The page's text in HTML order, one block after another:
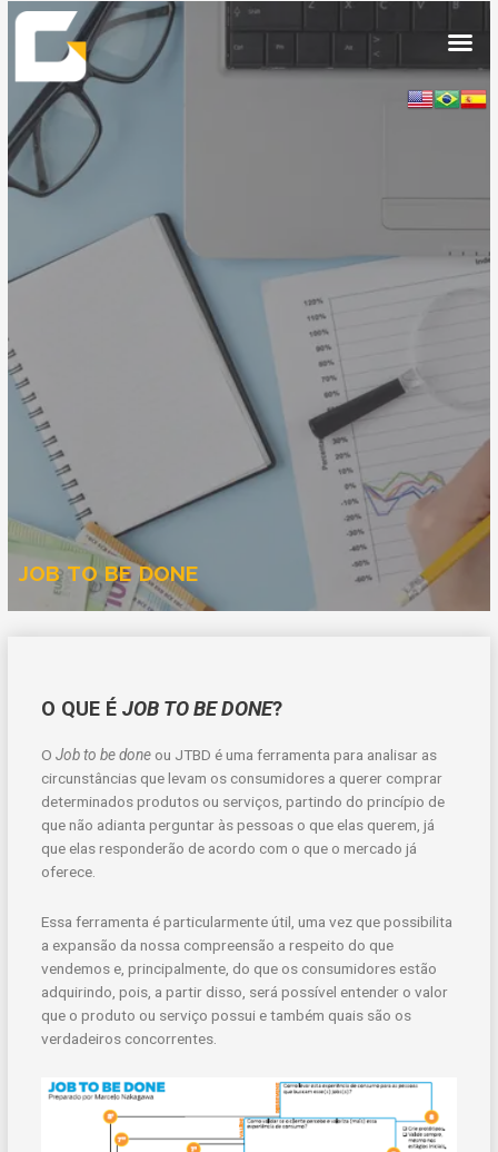
JOB TO BE DONE
O QUE ÉJOB TO BE DONE?
OJob to be done ou JTBD é uma ferramenta para analisar as
circunstâncias que levam os consumidores a querer comprar
determinados produtos ou serviços, partindo do princípio de
que não adianta perguntar às pessoas o que elas querem, já
que elas responderão de acordo com o que o mercado já
oferece.
Essa ferramenta é particularmente útil, uma vez que possibilita
a expansão da nossa compreensão a respeito do que
vendemos e, principalmente, do que os consumidores estão
adquirindo, pois, a partir disso, será possível entender o valor
que o produto ou serviço possui e também quais são os
verdadeiros concorrentes.